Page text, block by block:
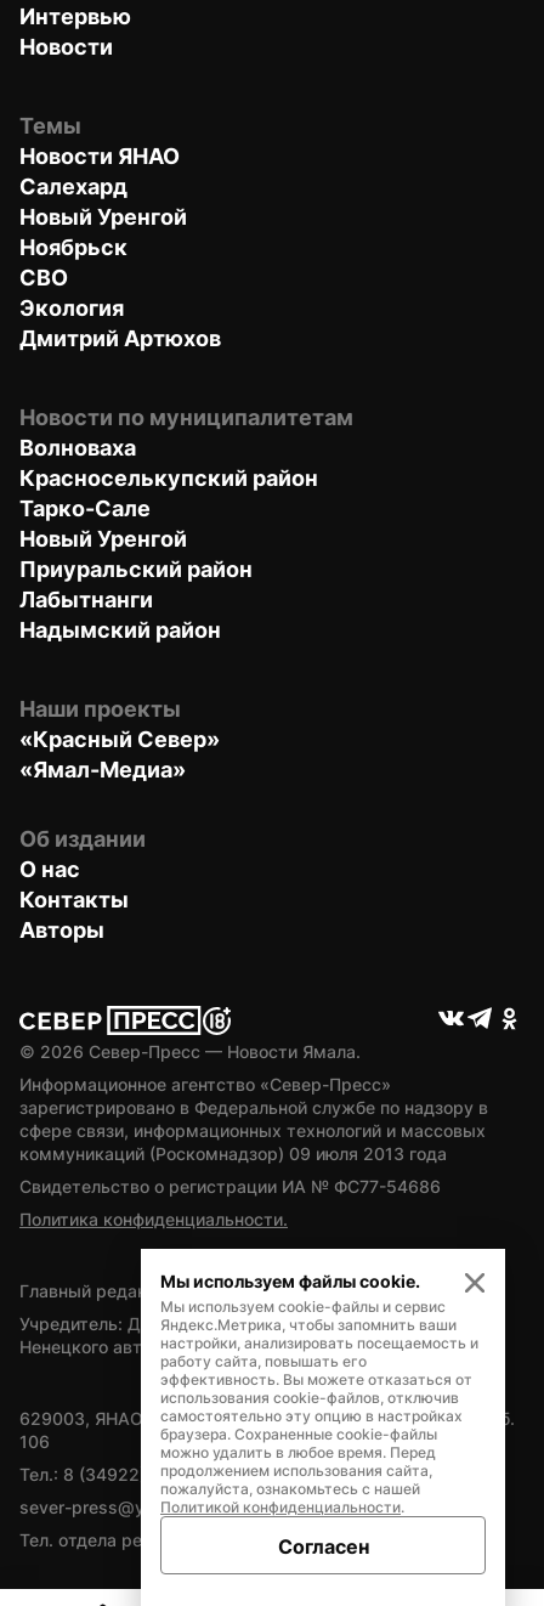
Интервью
Новости
Темы
Новости ЯНАО
Салехард
Новый Уренгой
Ноябрьск
СВО
Экология
Дмитрий Артюхов
Новости по муниципалитетам
Волноваха
Красноселькупский район
Тарко-Сале
Новый Уренгой
Приуральский район
Лабытнанги
Надымский район
Наши проекты
«Красный Север»
«Ямал-Медиа»
Об издании
О нас
Контакты
Авторы
© 2026 Север-Пресс — Новости Ямала.
Информационное агентство «Север-Пресс»
зарегистрировано в Федеральной службе по надзору в
сфере связи, информационных технологий и массовых
коммуникаций (Роскомнадзор) 09 июля 2013 года
Свидетельство о регистрации ИА № ФС77-54686
Политика конфиденциальности.
Главный редактор — А.Л. Поздеев
Учредитель: Департамент внутренней политики Ямало-
Ненецкого автономного округа
629003, ЯНАО, Салехард, мкр. Богдана Кнунянца, д.1, каб.
106
Тел.: 8 (34922) 71262
sever-press@yamal-media.ru
Тел. отдела рекламы: 8 (34922) 42728
Мы используем файлы cookie.
Мы используем cookie-файлы и сервис
Яндекс.Метрика, чтобы запомнить ваши
настройки, анализировать посещаемость и
работу сайта, повышать его
эффективность. Вы можете отказаться от
использования cookie-файлов, отключив
самостоятельно эту опцию в настройках
браузера. Сохраненные cookie-файлы
можно удалить в любое время. Перед
продолжением использования сайта,
пожалуйста, ознакомьтесь с нашей
Политикой конфиденциальности.
Согласен